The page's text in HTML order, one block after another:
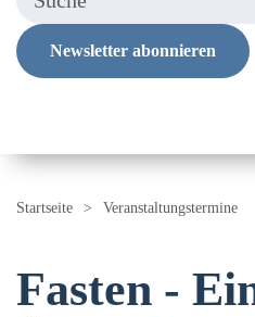
Newsletter abonnieren
Startseite Veranstaltungstermine
Fasten -